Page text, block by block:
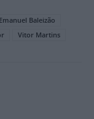
Emanuel Baleizão
Vitor Martins